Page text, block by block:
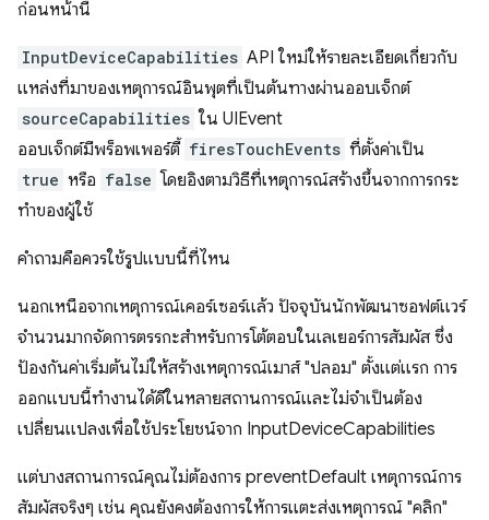
ก่อนหน้านี้
InputDeviceCapabilities API ใหม่ให้รายละเอียดเกี่ยวกับ
แหล่งที่มาของเหตุการณ์อินพุตที่เป็นต้นทางผ่านออบเจ็กต์
sourceCapabilities ใน UIEvent
ออบเจ็กต์มีพร็อพเพอร์ตี้ firesTouchEvents ที่ตั้งค่าเป็น
true หรือ false โดยอิงตามวิธีที่เหตุการณ์สร้างขึ้นจากการกระ
ทำของผู้ใช้
คำถามคือควรใช้รูปแบบนี้ที่ไหน
นอกเหนือจากเหตุการณ์เคอร์เซอร์แล้ว ปัจจุบันนักพัฒนาซอฟต์แวร์
จํานวนมากจัดการตรรกะสําหรับการโต้ตอบในเลเยอร์การสัมผัส ซึ่ง
ป้องกันค่าเริ่มต้นไม่ให้สร้างเหตุการณ์เมาส์ "ปลอม" ตั้งแต่แรก การ
ออกแบบนี้ทํางานได้ดีในหลายสถานการณ์และไม่จำเป็นต้อง
เปลี่ยนแปลงเพื่อใช้ประโยชน์จาก InputDeviceCapabilities
แต่บางสถานการณ์คุณไม่ต้องการ preventDefault เหตุการณ์การ
สัมผัสจริงๆ เช่น คุณยังคงต้องการให้การแตะส่งเหตุการณ์ "คลิก"